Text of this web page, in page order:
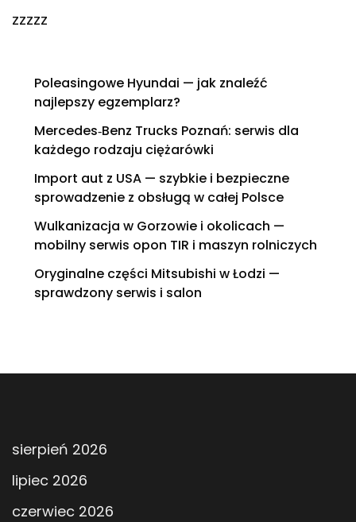
zzzzz
Poleasingowe Hyundai — jak znaleźć
najlepszy egzemplarz?
Mercedes‑Benz Trucks Poznań: serwis dla
każdego rodzaju ciężarówki
Import aut z USA — szybkie i bezpieczne
sprowadzenie z obsługą w całej Polsce
Wulkanizacja w Gorzowie i okolicach —
mobilny serwis opon TIR i maszyn rolniczych
Oryginalne części Mitsubishi w Łodzi —
sprawdzony serwis i salon
sierpień 2026
lipiec 2026
czerwiec 2026